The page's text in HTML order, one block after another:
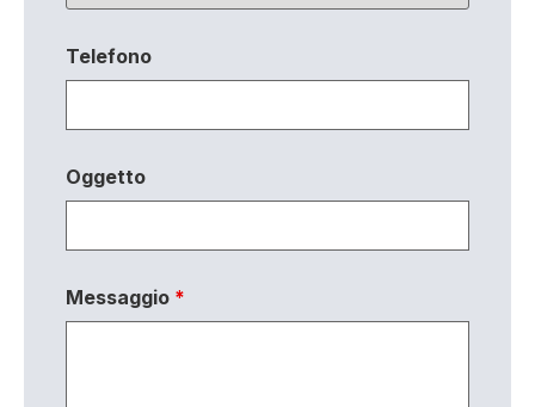
Telefono
Oggetto
Messaggio *